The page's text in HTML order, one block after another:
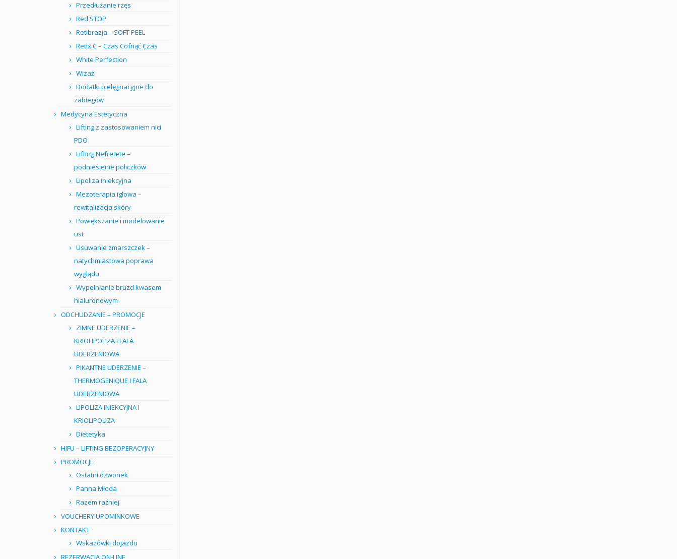
Przedłużanie rzęs
Red STOP
Retibrazja – SOFT PEEL
Retix.C – Czas Cofnąć Czas
White Perfection
Wizaż
Dodatki pielęgnacyjne do
zabiegów
Medycyna Estetyczna
Lifting z zastosowaniem nici
PDO
Lifting Nefretete –
podniesienie policzków
Lipoliza iniekcyjna
Mezoterapia igłowa –
rewitalizacja skóry
Powiększanie i modelowanie
ust
Usuwanie zmarszczek –
natychmiastowa poprawa
wyglądu
Wypełnianie bruzd kwasem
hialuronowym
ODCHUDZANIE – PROMOCJE
ZIMNE UDERZENIE –
KRIOLIPOLIZA I FALA
UDERZENIOWA
PIKANTNE UDERZENIE –
THERMOGENIQUE I FALA
UDERZENIOWA
LIPOLIZA INIEKCYJNA I
KRIOLIPOLIZA
Dietetyka
HIFU – LIFTING BEZOPERACYJNY
PROMOCJE
Ostatni dzwonek
Panna Młoda
Razem raźniej
VOUCHERY UPOMINKOWE
KONTAKT
Wskazówki dojazdu
REZERWACJA ON-LINE